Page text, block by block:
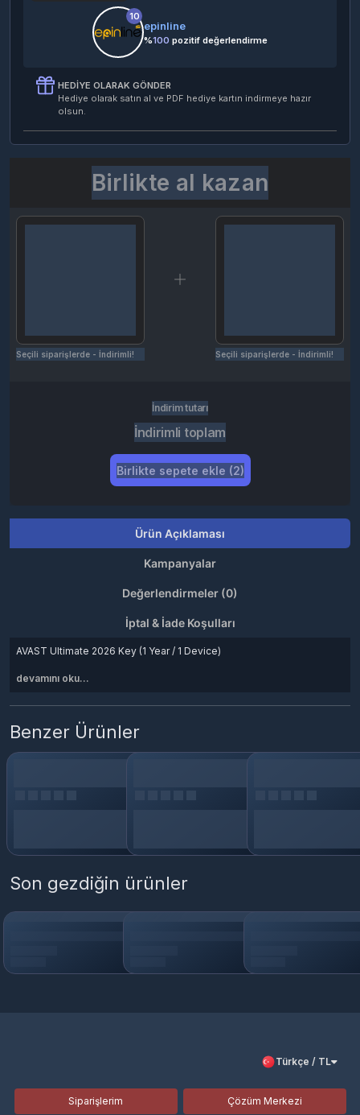
10
epinline
%100 pozitif değerlendirme
HEDIYE OLARAK GÖNDER
Hediye olarak satın al ve PDF hediye kartın indirmeye hazır
olsun.
Birlikte al kazan
Seçili siparişlerde - İndirimli! Seçili siparişlerde - İndirimli!
İndirim tutarı
İndirimli toplam
Birlikte sepete ekle (2)
Ürün Açıklaması
Kampanyalar
Değerlendirmeler (0)
İptal & İade Koşulları
AVAST Ultimate 2026 Key (1 Year / 1 Device)
devamını oku...
Benzer Ürünler
Son gezdiğin ürünler
Türkçe / TL
Siparişlerim Çözüm Merkezi